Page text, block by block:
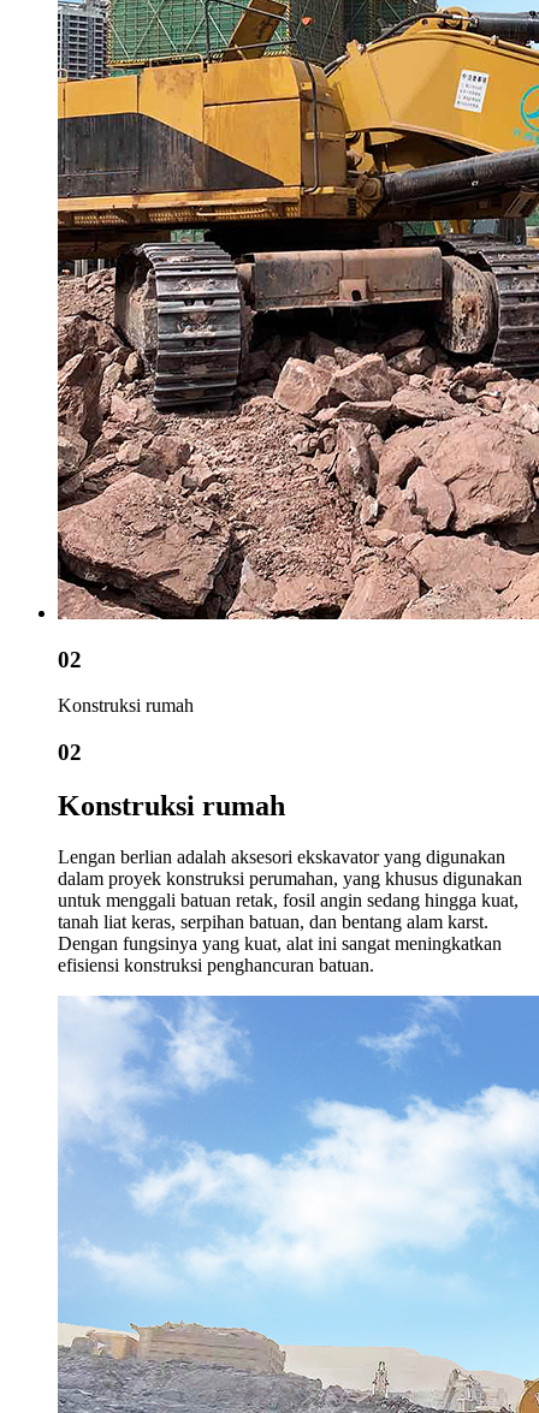
02
Konstruksi rumah
02
Konstruksi rumah
Lengan berlian adalah aksesori ekskavator yang digunakan
dalam proyek konstruksi perumahan, yang khusus digunakan
untuk menggali batuan retak, fosil angin sedang hingga kuat,
tanah liat keras, serpihan batuan, dan bentang alam karst.
Dengan fungsinya yang kuat, alat ini sangat meningkatkan
efisiensi konstruksi penghancuran batuan.